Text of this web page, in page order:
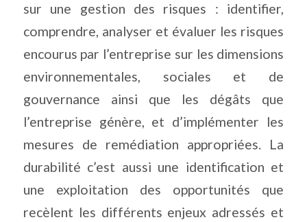
sur une gestion des risques : identifier,
comprendre, analyser et évaluer les risques
encourus par l’entreprise sur les dimensions
environnementales, sociales et de
gouvernance ainsi que les dégâts que
l’entreprise génère, et d’implémenter les
mesures de remédiation appropriées. La
durabilité c’est aussi une identification et
une exploitation des opportunités que
recèlent les différents enjeux adressés et